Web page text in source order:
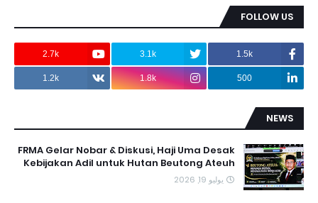
FOLLOW US
1.5k
3.1k
2.7k
500
1.8k
1.2k
NEWS
FRMA Gelar Nobar & Diskusi, Haji Uma Desak
Kebijakan Adil untuk Hutan Beutong Ateuh
يوليو 19, 2026